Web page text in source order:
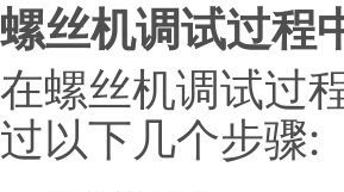
螺丝机调试过程
在螺丝机调试过
过以下几个步骤: